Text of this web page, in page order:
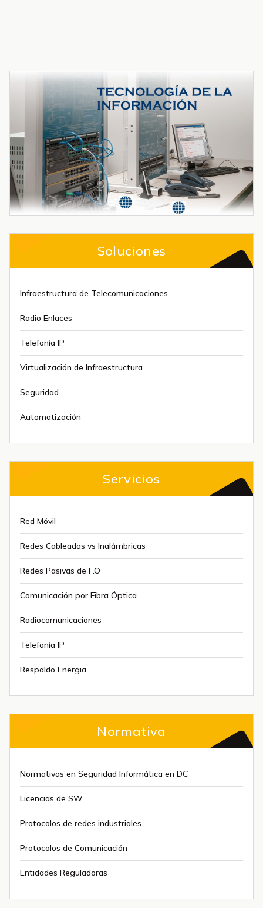
Soluciones
Infraestructura de Telecomunicaciones
Radio Enlaces
Telefonía IP
Virtualización de Infraestructura
Seguridad
Automatización
Servicios
Red Móvil
Redes Cableadas vs Inalámbricas
Redes Pasivas de F.O
Comunicación por Fibra Óptica
Radiocomunicaciones
Telefonía IP
Respaldo Energia
Normativa
Normativas en Seguridad Informática en DC
Licencias de SW
Protocolos de redes industriales
Protocolos de Comunicación
Entidades Reguladoras